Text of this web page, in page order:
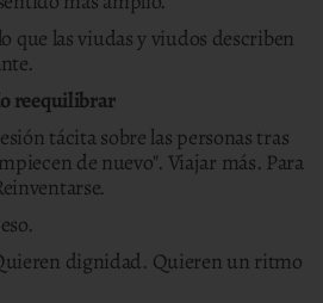
que las viudas y viudos describen
reequilibrar
tácita sobre las personas tras
de nuevo". Viajar más. Para
dignidad. Quieren un ritmo